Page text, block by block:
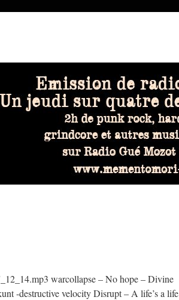
warcollapse – No hope – Divine
-destructive velocity Disrupt – A life’s a life